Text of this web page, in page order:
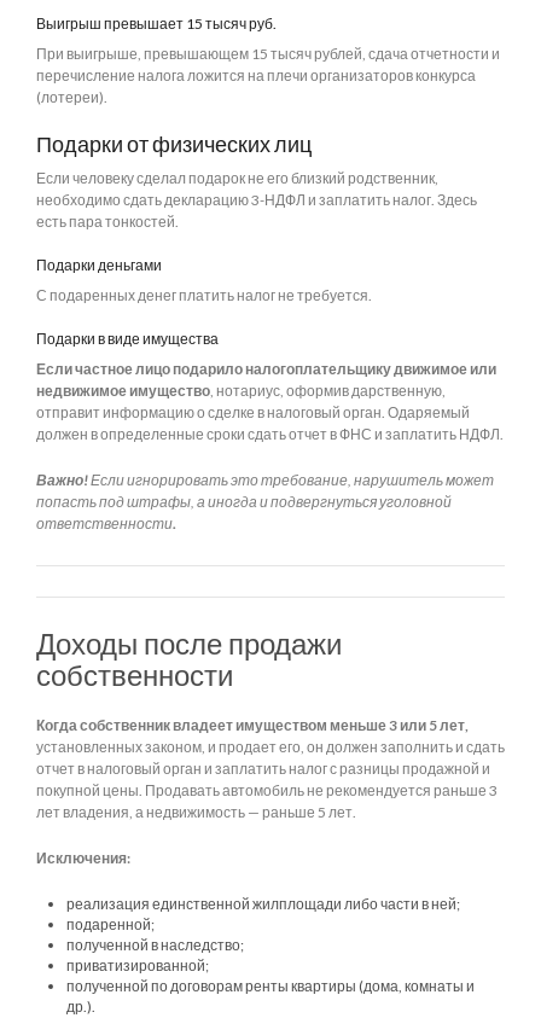
Выигрыш превышает 15 тысяч руб.
При выигрыше, превышающем 15 тысяч рублей, сдача отчетности и
перечисление налога ложится на плечи организаторов конкурса
(лотереи).
Подарки от физических лиц
Если человеку сделал подарок не его близкий родственник,
необходимо сдать декларацию 3-НДФЛ и заплатить налог. Здесь
есть пара тонкостей.
Подарки деньгами
С подаренных денег платить налог не требуется.
Подарки в виде имущества
Если частное лицо подарило налогоплательщику движимое или
недвижимое имущество, нотариус, оформив дарственную,
отправит информацию о сделке в налоговый орган. Одаряемый
должен в определенные сроки сдать отчет в ФНС и заплатить НДФЛ.
Важно!Если игнорировать это требование, нарушитель может
попасть под штрафы, а иногда и подвергнуться уголовной
ответственности.
Доходы после продажи
собственности
Когда собственник владеет имуществом меньше 3 или 5 лет,
установленных законом, и продает его, он должен заполнить и сдать
отчет в налоговый орган и заплатить налог с разницы продажной и
покупной цены. Продавать автомобиль не рекомендуется раньше 3
лет владения, а недвижимость — раньше 5 лет.
Исключения:
реализация единственной жилплощади либо части в ней;
подаренной;
полученной в наследство;
приватизированной;
полученной по договорам ренты квартиры (дома, комнаты и
др.).